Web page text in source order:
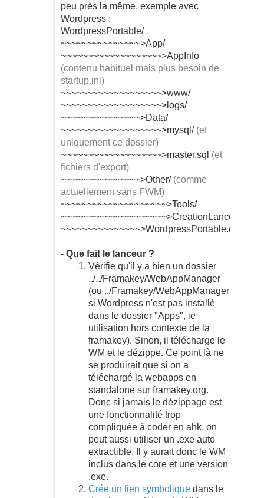
peu près la même, exemple avec
Wordpress :
WordpressPortable/
~~~~~~~~~~~~~~~>App/
~~~~~~~~~~~~~~~~~~~>AppInfo
(contenu habituel mais plus besoin de
startup.ini)
~~~~~~~~~~~~~~~~~~~>www/
~~~~~~~~~~~~~~~~~~~>logs/
~~~~~~~~~~~~~~~>Data/
~~~~~~~~~~~~~~~~~~~>mysql/ (et
uniquement ce dossier)
~~~~~~~~~~~~~~~~~~~>master.sql (et
fichiers d'export)
~~~~~~~~~~~~~~~>Other/ (comme
actuellement sans FWM)
~~~~~~~~~~~~~~~~~~~~>Tools/
~~~~~~~~~~~~~~~~~~~~>CreationLanceur.exe
~~~~~~~~~~~~~~~>WordpressPortable.exe
- Que fait le lanceur ?
Vérifie qu'il y a bien un dossier
../../Framakey/WebAppManager
(ou ../Framakey/WebAppManager
si Wordpress n'est pas installé
dans le dossier "Apps", ie
utilisation hors contexte de la
framakey). Sinon, il télécharge le
WM et le dézippe. Ce point là ne
se produirait que si on a
téléchargé la webapps en
standalone sur framakey.org.
Donc si jamais le dézippage est
une fonctionnalité trop
compliquée à coder en ahk, on
peut aussi utiliser un .exe auto
extractible. Il y aurait donc le WM
inclus dans le core et une version
.exe.
Crée un lien symboliquedans le